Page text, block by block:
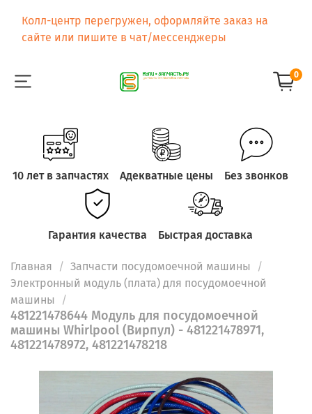
Колл-центр перегружен, оформляйте заказ на
сайте или пишите в чат/мессенджеры
0
10 лет в запчастях Адекватные цены Без звонков
Гарантия качества Быстрая доставка
Главная
Запчасти посудомоечной машины
Электронный модуль (плата) для посудомоечной
машины
481221478644 Модуль для посудомоечной
машины Whirlpool (Вирпул) - 481221478971,
481221478972, 481221478218